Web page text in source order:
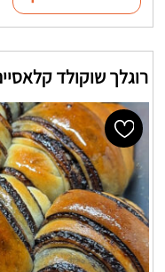
רוגלך שוקולד